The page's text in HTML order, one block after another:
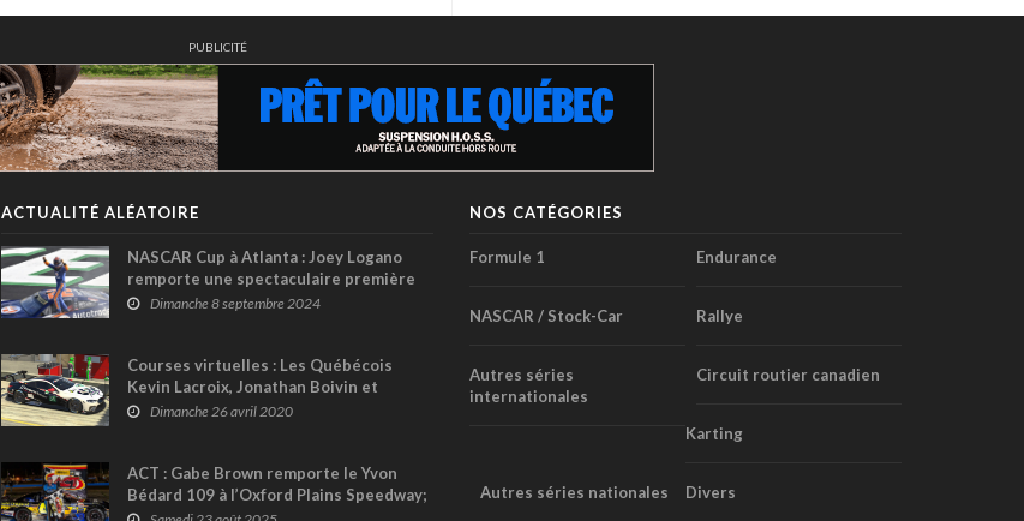
PUBLICITÉ
ACTUALITÉ ALÉATOIRE
NASCAR Cup à Atlanta : Joey Logano
remporte une spectaculaire première
course des séries éliminatoires
Dimanche 8 septembre 2024
Courses virtuelles : Les Québécois
Kevin Lacroix, Jonathan Boivin et
William Lévesque s'imposent à l'Enduro
Dimanche 26 avril 2020
ACT : Gabe Brown remporte le Yvon
Bédard 109 à l’Oxford Plains Speedway;
record de 12 pilotes québécois inscrits
NOS CATÉGORIES
Formule 1 Endurance
NASCAR / Stock-Car Rallye
Autres séries
internationales
Circuit routier canadien
Karting
Autres séries nationales Divers